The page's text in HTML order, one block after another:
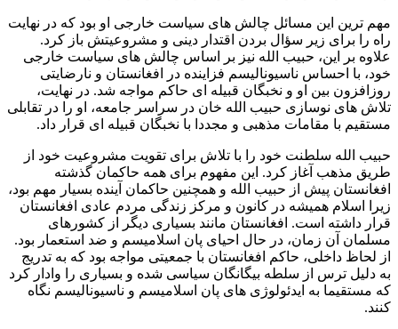
مهم ‌ترین این مسائل چالش‌ های سیاست خارجی او بود که در نهایت
راه را برای زیر سؤال بردن اقتدار دینی و مشروعیتش باز کرد.
علاوه بر این، حبیب الله نیز بر اساس چالش های سیاست خارجی
خود، با احساس ناسیونالیسم فزاینده در افغانستان و نارضایتی
روزافزون بین او و نخبگان قبیله ای حاکم مواجه شد. در نهایت،
تلاش‌ های نوسازی حبیب الله خان در سراسر جامعه، او را در تقابلی
مستقیم با مقامات مذهبی و مجددا با نخبگان قبیله ‌ای قرار داد.
حبیب الله سلطنت خود را با تلاش برای تقویت مشروعیت خود از
طریق مذهب آغاز کرد. این مفهوم برای همه حاکمان گذشته
افغانستان پیش از حبیب الله و همچنین حاکمان آینده بسیار مهم بود،
زیرا اسلام همیشه در کانون و مرکز زندگی مردم عادی افغانستان
قرار داشته است. افغانستان مانند بسیاری دیگر از کشورهای
مسلمان آن زمان، در حال احیای پان اسلامیسم و ضد استعمار بود.
از لحاظ داخلی، حاکم افغانستان با جمعیتی مواجه بود که به تدریج
به دلیل ترس از سلطه بیگانگان سیاسی شده و بسیاری را وادار کرد
که مستقیما به ایدئولوژی های پان اسلامیسم و ناسیونالیسم نگاه
کنند.